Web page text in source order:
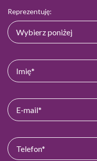
Reprezentuję: